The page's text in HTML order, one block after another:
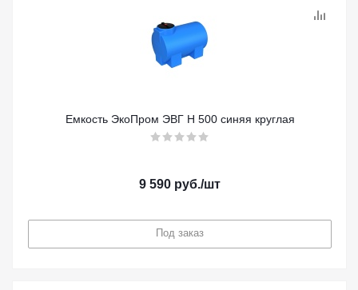
Емкость ЭкоПром ЭВГ Н 500 синяя круглая
9 590 руб./шт
Под заказ